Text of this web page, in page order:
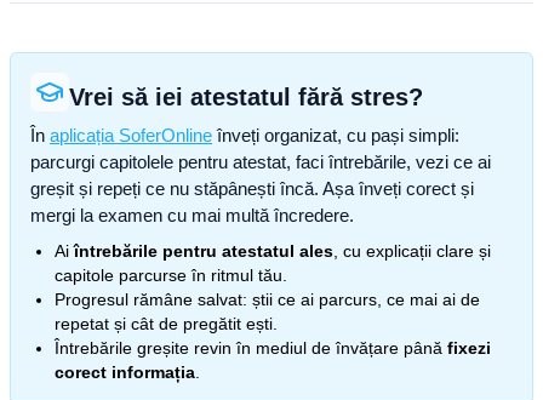
Vrei să iei atestatul fără stres?
În aplicația SoferOnline înveți organizat, cu pași simpli:
parcurgi capitolele pentru atestat, faci întrebările, vezi ce ai
greșit și repeți ce nu stăpânești încă. Așa înveți corect și
mergi la examen cu mai multă încredere.
Aiîntrebările pentru atestatul ales , cu explicații clare și
capitole parcurse în ritmul tău.
Progresul rămâne salvat: știi ce ai parcurs, ce mai ai de
repetat și cât de pregătit ești.
Întrebările greșite revin în mediul de învățare până fixezi
corect informația